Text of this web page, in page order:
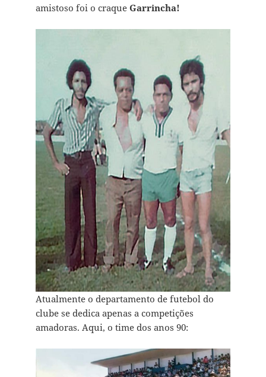
amistoso foi o craque Garrincha!
Atualmente o departamento de futebol do
clube se dedica apenas a competições
amadoras. Aqui, o time dos anos 90: